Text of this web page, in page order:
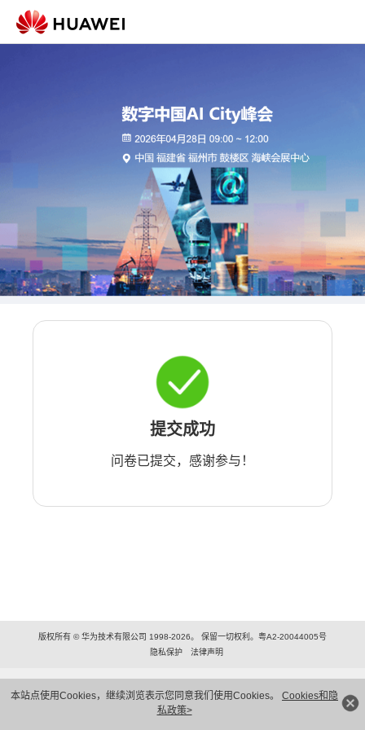
本站点使用Cookies，继续浏览表示您同意我们使用Cookies。 Cookies和隐
私政策>
提交成功
问卷已提交，感谢参与！
版权所有 © 华为技术有限公司 1998-2026。 保留一切权利。粤A2-20044005号
隐私保护
法律声明